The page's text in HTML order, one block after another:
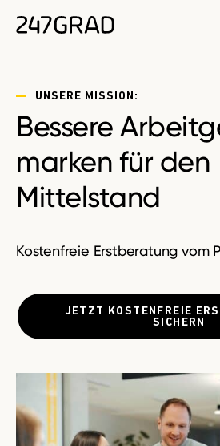
UNSERE MISSION:
Bessere
marken für den
Mittelstand
Kostenfreie Erstberatung vom
JETZT KOSTENFREIE
SICHERN